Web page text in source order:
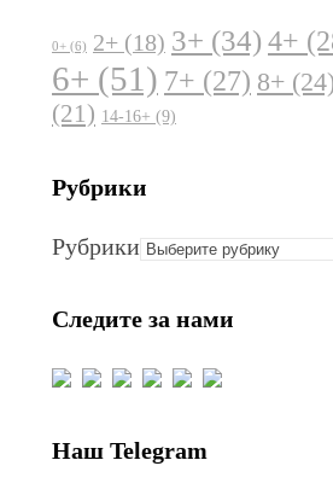
0+ (6) 2+ (18) 3+ (34) 4+
6+ (51) 7+ (27) 8+
(21) 14-16+ (9)
Рубрики
Рубрики
Следите за нами
Наш Telegram